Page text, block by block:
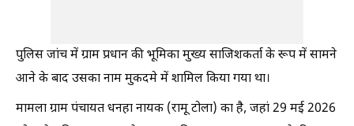
पुलिस जांच में ग्राम प्रधान की भूमिका मुख्य साजिशकर्ता के रूप में सामने
आने के बाद उसका नाम मुकदमे में शामिल किया गया था।
मामला ग्राम पंचायत धनहा नायक (रामू टोला) का है, जहां 29 मई 2026